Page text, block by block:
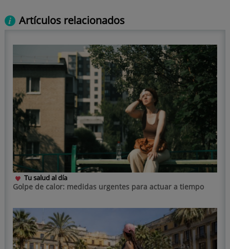
Artículos relacionados
Tu salud al día
Golpe de calor: medidas urgentes para actuar a tiempo